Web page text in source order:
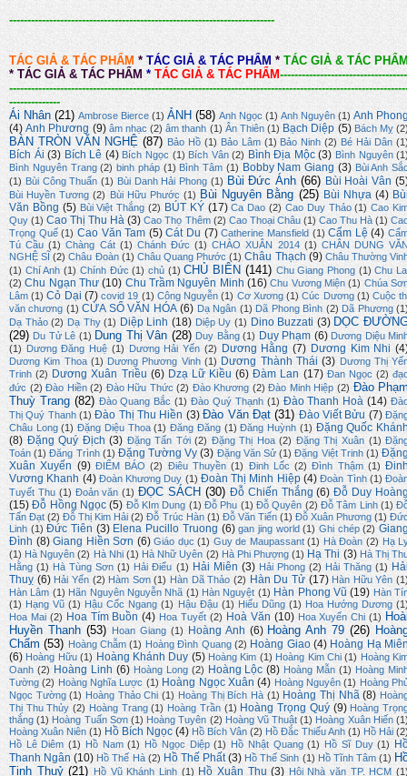
-------------------------------------------------------------------------
TÁC GIẢ & TÁC PHẨM * TÁC GIẢ & TÁC PHẨM * TÁC GIẢ & TÁC
* TÁC GIẢ & TÁC PHẨM * TÁC GIẢ & TÁC PHẨM-----------------------------------
--------------
Ái Nhân (21) Ambrose Bierce (1) ẢNH (58) Anh Ngọc (1) Anh Nguyên (1) Anh
(4) Anh Phương (9) âm nhạc (2) âm thanh (1) Ân Thiên (1) Bạch Diệp (5) Bách Mỵ
BÀN TRÒN VĂN NGHỆ (87) Bảo Hồ (1) Bảo Lâm (1) Bảo Ninh (2) Bé Hải Dân
Bích Ái (3) Bích Lê (4) Bích Ngọc (1) Bích Vân (2) Bình Địa Mộc (3) Bình Nguyên
Bình Nguyên Trang (2) binh pháp (1) Bình Tâm (1) Bobby Nam Giang (3) Bùi Anh
(1) Bùi Công Thuấn (1) Bùi Danh Hải Phong (1) Bùi Đức Ánh (66) Bùi Hoài Vân
Bùi Huyền Tương (2) Bùi Hữu Phước (1) Bùi Nguyên Bằng (25) Bùi Nhựa (4)
Văn Bồng (5) Bùi Việt Thắng (2) BÚT KÝ (17) Ca Dao (2) Cao Duy Thảo (1) Cao
Quy (1) Cao Thị Thu Hà (3) Cao Thọ Thêm (2) Cao Thoại Châu (1) Cao Thu Hà (1)
Trọng Quế (1) Cao Văn Tam (5) Cát Du (7) Catherine Mansfield (1) Cẩm Lệ (4)
Tú Cầu (1) Chàng Cát (1) Chánh Đức (1) CHÀO XUÂN 2014 (1) CHÂN DUNG
NGHỆ SĨ (2) Châu Đoàn (1) Châu Quang Phước (1) Châu Thạch (9) Châu Thường
(1) Chí Anh (1) Chính Đức (1) chủ (1) CHỦ BIÊN (141) Chu Giang Phong (1) Chu
(2) Chu Ngạn Thư (10) Chu Trầm Nguyên Minh (16) Chu Vương Miện (1) Chúa
Lâm (1) Cỏ Dại (7) covid 19 (1) Công Nguyễn (1) Cơ Xương (1) Cúc Dương (1) Cuộc
văn chương (1) CỬA SỔ VĂN HÓA (6) Dạ Ngân (1) Dã Phong Bình (2) Dã Phương
Dạ Thảo (2) Dạ Thy (1) Diệp Linh (18) Diệp Uy (1) Dino Buzzati (3) DỌC
(29) Du Tử Lê (1) Dung Thị Vân (28) Duy Bằng (1) Duy Phạm (6) Dương Diệu
(1)
Dương Đăng Huệ (1) Dương Hải Yến (2) Dương Hằng (7) Dương Kim Nhi
Dương Kim Thoa (1) Dương Phương Vinh (1) Dương Thành Thái (3) Dương Thị
Trinh (2) Dương Xuân Triều (6) Dzạ Lữ Kiều (6) Đàm Lan (17) Đan Ngọc (2)
đức (2) Đào Hiền (2) Đào Hữu Thức (2) Đào Khương (2) Đào Minh Hiệp (2) Đào
Thuỳ Trang (82) Đào Quang Bắc (1) Đào Quý Thạnh (1) Đào Thanh Hoà (14)
Thị Quý Thanh (1) Đào Thị Thu Hiền (3) Đào Văn Đạt (31) Đào Viết Bửu (7)
Châu Long (1) Đặng Diệu Thoa (1) Đăng Đăng (1) Đăng Huỳnh (1) Đặng Quốc
(8) Đặng Quý Địch (3) Đặng Tấn Tới (2) Đặng Thị Hoa (2) Đặng Thị Xuân (1)
Toán (1) Đăng Trình (1) Đặng Tường Vy (3) Đặng Văn Sử (1) Đặng Việt Trinh (1)
Xuân Xuyến (9) ĐIỂM BÁO (2) Điêu Thuyền (1) Đinh Lốc (2) Đình Thậm (1)
Vương Khanh (4) Đoàn Khương Duy (1) Đoàn Thị Minh Hiệp (4) Đoàn Tình (1)
Tuyết Thu (1) Đoản văn (1) ĐỌC SÁCH (30) Đỗ Chiến Thắng (6) Đỗ Duy
(15) Đỗ Hồng Ngọc (5) Đỗ KIm Dung (1) Đỗ Phu (1) Đỗ Quyên (2) Đỗ Tâm Linh (1)
Tấn Đạt (2) Đỗ Thị Kim Hải (2) Đỗ Trúc Hàn (1) Đỗ Văn Tiến (1) Đỗ Xuân Phương (1)
Linh (1) Đức Tiên (3) Elena Pucillo Truong (6) gan jing world (1) Ghi chép (2)
Đình (8) Giang Hiền Sơn (6) Giáo dục (1) Guy de Maupassant (1) Hà Đoàn (2) Hạ
(1) Hà Nguyên (2) Hà Nhi (1) Hà Nhữ Uyên (2) Hà Phi Phượng (1) Hạ Thi (3) Hà Thị
Hằng (1) Hà Tùng Sơn (1) Hải Điểu (1) Hải Miên (3) Hải Phong (2) Hải Thăng (1)
Thuỵ (6) Hải Yến (2) Hàm Sơn (1) Hàn Dã Thảo (2) Hàn Du Tử (17) Hàn Hữu Yên
Hàn Lâm (1) Hãn Nguyên Nguyễn Nhã (1) Hàn Nguyệt (1) Hàn Phong Vũ (19) Hàn
(1) Hạng Vũ (1) Hậu Cốc Ngang (1) Hậu Đậu (1) Hiếu Dũng (1) Hoa Hướng Dương
Hoa Mai (2) Hoa Tím Buồn (4) Hoa Tuyết (2) Hoà Văn (10) Hoa Xuyến Chi (1)
Huyền Thanh (53) Hoan Giang (1) Hoàng Anh (6) Hoàng Anh 79 (26)
Chẩm (53) Hoàng Chẫm (1) Hoàng Đình Quang (2) Hoàng Giao (4) Hoàng Hạ
(6) Hoàng Hữu (1) Hoàng Khánh Duy (5) Hoàng Kim (1) Hoàng Kim Chi (1) Hoàng
Oanh (2) Hoàng Linh (6) Hoàng Long (2) Hoàng Lộc (8) Hoàng Mẫn (1) Hoàng
Tường (2) Hoàng Nghĩa Lược (1) Hoàng Ngọc Xuân (4) Hoàng Nguyên (1) Hoàng
Ngọc Tường (1) Hoàng Thảo Chi (1) Hoàng Thị Bích Hà (1) Hoàng Thị Nhã (8)
Thị Thu Thủy (2) Hoàng Trang (1) Hoàng Trần (1) Hoàng Trọng Quý (9) Hoàng
thắng (1) Hoàng Tuấn Sơn (1) Hoàng Tuyên (2) Hoàng Vũ Thuật (1) Hoàng Xuân Hiến
Hoàng Xuân Niên (1) Hồ Bích Ngọc (4) Hồ Bích Vân (2) Hồ Đắc Thiếu Anh (1) Hồ Hải
Hồ Lê Diêm (1) Hồ Nam (1) Hồ Ngọc Diệp (1) Hồ Nhật Quang (1) Hồ Sĩ Duy (1)
Thanh Ngân (10) Hồ Thế Hà (2) Hồ Thế Phất (3) Hồ Thế Sinh (1) Hồ Tĩnh Tâm (1)
Tịnh Thuỷ (21) Hồ Vũ Khánh Linh (1) Hồ Xuân Thu (3) Hội Nhà văn TP. HCM